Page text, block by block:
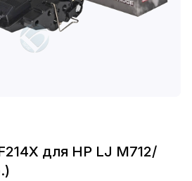
для НР LJ M712/